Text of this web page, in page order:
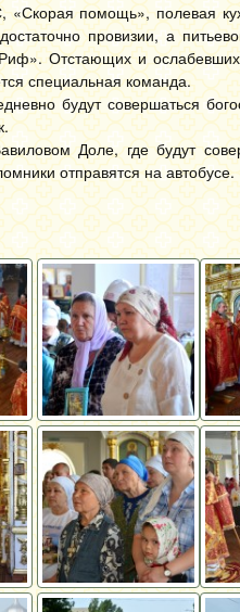
помощь», полевая
провизии, а
Отстающих и
специальная команда.
будут совершаться
Доле, где будут
отправятся на автобусе.